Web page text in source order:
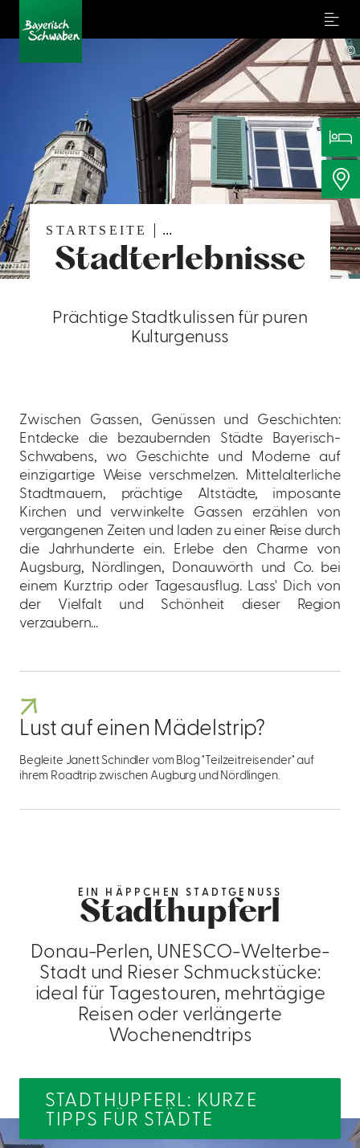
Menu
©
STARTSEITE ...
Stadterlebnisse
Prächtige Stadtkulissen für puren
Kulturgenuss
Zwischen Gassen, Genüssen und Geschichten:
Entdecke die bezaubernden Städte Bayerisch-
Schwabens, wo Geschichte und Moderne auf
einzigartige Weise verschmelzen. Mittelalterliche
Stadtmauern, prächtige Altstädte, imposante
Kirchen und verwinkelte Gassen erzählen von
vergangenen Zeiten und laden zu einer Reise durch
die Jahrhunderte ein. Erlebe den Charme von
Augsburg, Nördlingen, Donauwörth und Co. bei
einem Kurztrip oder Tagesausflug. Lass' Dich von
der Vielfalt und Schönheit dieser Region
verzaubern...
Lust auf einen Mädelstrip?
Begleite Janett Schindler vom Blog "Teilzeitreisender" auf
ihrem Roadtrip zwischen Augburg und Nördlingen.
EIN HÄPPCHEN STADTGENUSS
Stadthupferl
Donau-Perlen, UNESCO-Welterbe-
Stadt und Rieser Schmuckstücke:
ideal für Tagestouren, mehrtägige
Reisen oder verlängerte
Wochenendtrips
STADTHUPFERL: KURZE
TIPPS FÜR STÄDTE